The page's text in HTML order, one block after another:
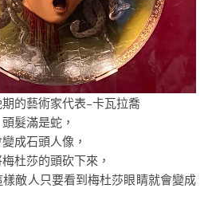
的藝術家代表–卡瓦拉喬
髮滿是蛇，
成石頭人像，
杜莎的頭砍下來，
敵人只要看到梅杜莎眼睛就會變成